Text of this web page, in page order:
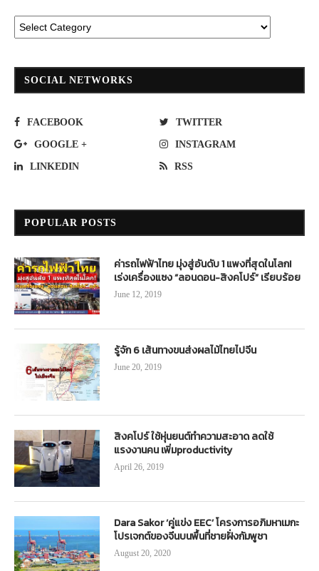
SOCIAL NETWORKS
FACEBOOK TWITTER
GOOGLE + INSTAGRAM
LINKEDIN RSS
POPULAR POSTS
ค่ารถไฟฟ้าไทย มุ่งสู่อันดับ 1 แพงที่สุดในโลก!
เร่งเครื่องแซง “ลอนดอน-สิงคโปร์” เรียบร้อย
June 12, 2019
รู้จัก 6 เส้นทางขนส่งผลไม้ไทยไปจีน
June 20, 2019
สิงคโปร์ ใช้หุ่นยนต์ทำความสะอาด ลดใช้
แรงงานคน เพิ่มproductivity
April 26, 2019
Dara Sakor ‘คู่แข่ง EEC’ โครงการอภิมหาเมกะ
โปรเจกต์ของจีนบนพื้นที่ชายฝั่งกัมพูชา
August 20, 2020